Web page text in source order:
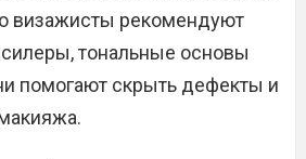
визажисты рекомендуют
тональные основы
помогают скрыть дефекты и